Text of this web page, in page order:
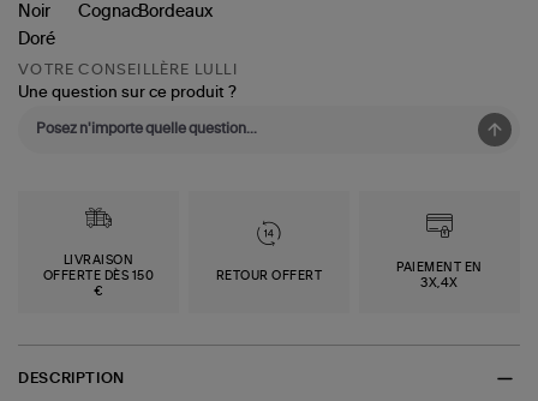
VOTRE CONSEILLÈRE LULLI
Une question sur ce produit ?
LIVRAISON
OFFERTE DÈS 150
€
RETOUR OFFERT
PAIEMENT EN
3X,4X
DESCRIPTION